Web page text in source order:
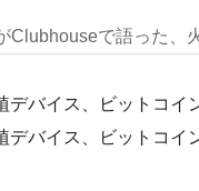
Clubhouseで語った、
バイス、ビットコイ
バイス、ビットコイ